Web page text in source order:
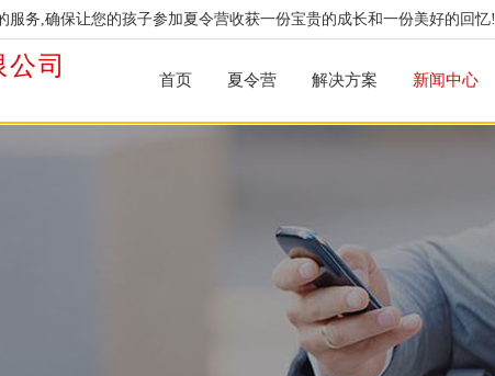
务,确保让您的孩子参加夏令营收获一份宝贵的成长和一份美好的回忆!
司 首页 夏令营 解决方案 新闻中心